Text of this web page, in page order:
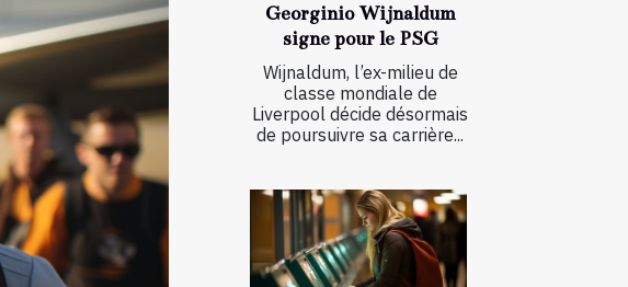
Georginio Wijnaldum
signe pour le PSG
Wijnaldum, l’ex-milieu de
classe mondiale de
Liverpool décide désormais
de poursuivre sa carrière...